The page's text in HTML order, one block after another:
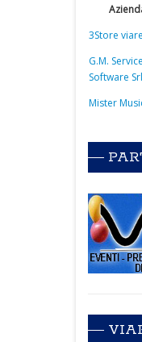
3Store
G.M.
Software Srl
Mister